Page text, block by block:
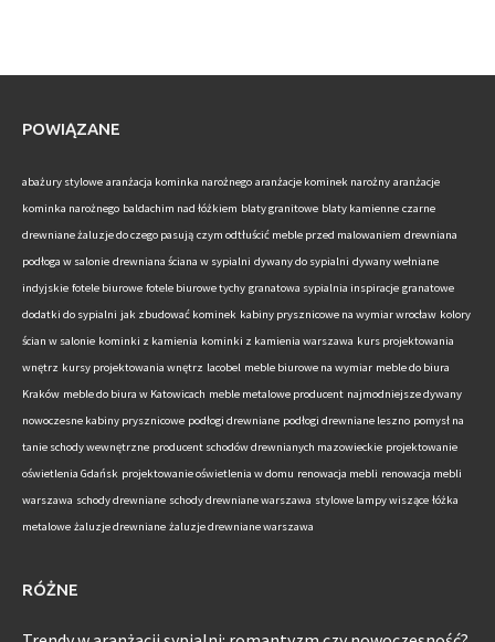
POWIĄZANE
abażury stylowe aranżacja kominka narożnego aranżacje kominek narożny aranżacje
kominka narożnego baldachim nad łóżkiem blaty granitowe blaty kamienne czarne
drewniane żaluzje do czego pasują czym odtłuścić meble przed malowaniem drewniana
podłoga w salonie drewniana ściana w sypialni dywany do sypialni dywany wełniane
indyjskie fotele biurowe fotele biurowe tychy granatowa sypialnia inspiracje granatowe
dodatki do sypialni jak zbudować kominek kabiny prysznicowe na wymiar wrocław kolory
ścian w salonie kominki z kamienia kominki z kamienia warszawa kurs projektowania
wnętrz kursy projektowania wnętrz lacobel meble biurowe na wymiar meble do biura
Kraków meble do biura w Katowicach meble metalowe producent najmodniejsze dywany
nowoczesne kabiny prysznicowe podłogi drewniane podłogi drewniane leszno pomysł na
tanie schody wewnętrzne producent schodów drewnianych mazowieckie projektowanie
oświetlenia Gdańsk projektowanie oświetlenia w domu renowacja mebli renowacja mebli
warszawa schody drewniane schody drewniane warszawa stylowe lampy wiszące łóżka
metalowe żaluzje drewniane żaluzje drewniane warszawa
RÓŻNE